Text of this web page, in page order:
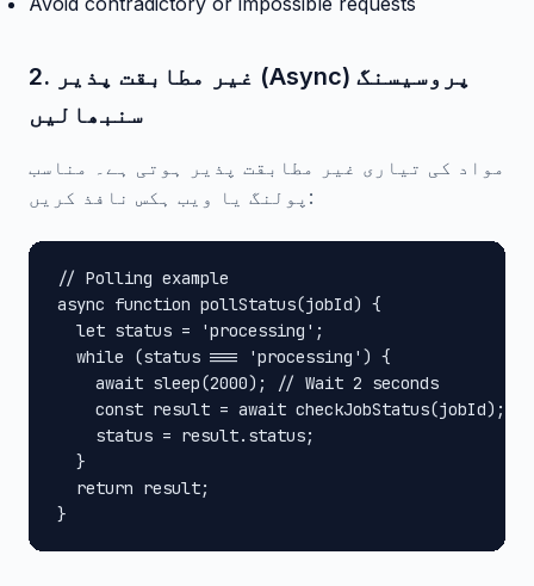
2. غیر مطابقت پذیر (Async) پروسیسنگ
سنبھالیں
مواد کی تیاری غیر مطابقت پذیر ہوتی ہے۔ مناسب
پولنگ یا ویب ہکس نافذ کریں:
// Polling example
async function pollStatus(jobId) {
  let status = 'processing';
  while (status === 'processing') {
    await sleep(2000); // Wait 2 seconds
    const result = await checkJobStatus(jobId);
    status = result.status;
  }
  return result;
}